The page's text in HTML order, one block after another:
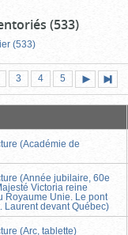
(533)
(533)
Page
3 Page
4 Page
5
suivante
page
(Académie de
(Année jubilaire, 60e
Victoria reine
Royaume Unie. Le pont
Laurent devant Québec)
(Arc, tablette)